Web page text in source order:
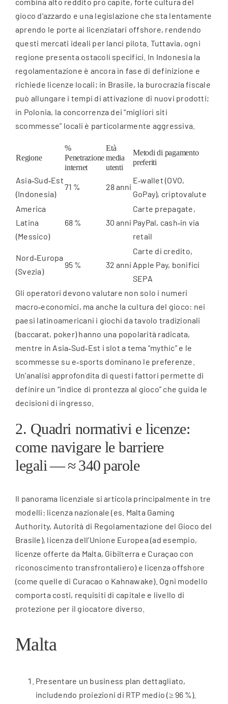
gioco d’azzardo e una legislazione che sta lentamente
aprendo le porte ai licenziatari offshore, rendendo
questi mercati ideali per lanci pilota. Tuttavia, ogni
regione presenta ostacoli specifici. In Indonesia la
regolamentazione è ancora in fase di definizione e
richiede licenze locali; in Brasile, la burocrazia fiscale
può allungare i tempi di attivazione di nuovi prodotti;
in Polonia, la concorrenza dei “migliori siti
scommesse” locali è particolarmente aggressiva.
Regione
%
Penetrazione
internet
Età
media
utenti
Metodi di pagamento
preferiti
Asia‑Sud‑Est
(Indonesia)
71 % 28 anni
E‑wallet (OVO,
GoPay), criptovalute
America
Latina
(Messico)
68 % 30 anni
Carte prepagate,
PayPal, cash‑in via
retail
Nord‑Europa
(Svezia)
95 % 32 anni
Carte di credito,
Apple Pay, bonifici
SEPA
Gli operatori devono valutare non solo i numeri
macro‑economici, ma anche la cultura del gioco: nei
paesi latinoamericani i giochi da tavolo tradizionali
(baccarat, poker) hanno una popolarità radicata,
mentre in Asia‑Sud‑Est i slot a tema “mythic” e le
scommesse su e‑sports dominano le preferenze.
Un’analisi approfondita di questi fattori permette di
definire un “indice di prontezza al gioco” che guida le
decisioni di ingresso.
2. Quadri normativi e licenze:
come navigare le barriere
legali — ≈ 340 parole
Il panorama licenziale si articola principalmente in tre
modelli: licenza nazionale (es. Malta Gaming
Authority, Autorità di Regolamentazione del Gioco del
Brasile), licenza dell’Unione Europea (ad esempio,
licenze offerte da Malta, Gibilterra e Curaçao con
riconoscimento transfrontaliero) e licenza offshore
(come quelle di Curacao o Kahnawake). Ogni modello
comporta costi, requisiti di capitale e livello di
protezione per il giocatore diverso.
Malta
Presentare un business plan dettagliato,
includendo proiezioni di RTP medio (≥ 96 %).